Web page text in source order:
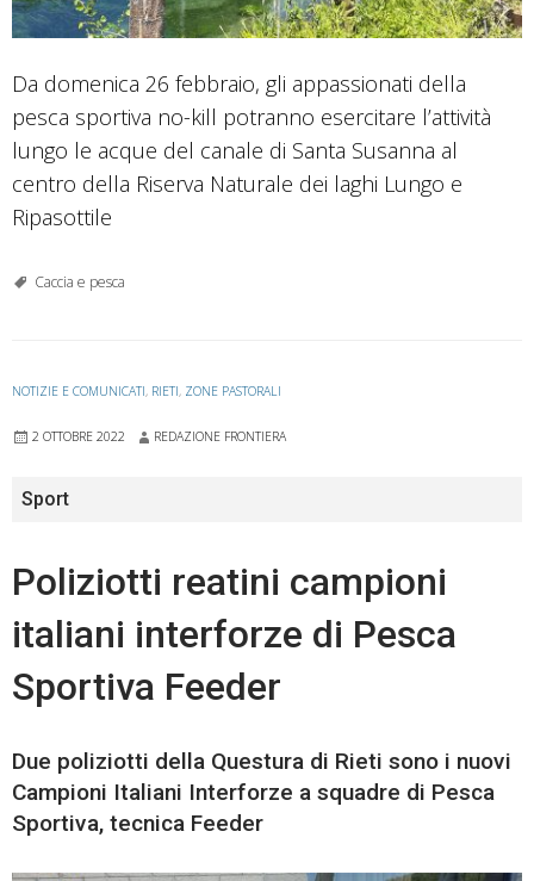
Da domenica 26 febbraio, gli appassionati della
pesca sportiva no-kill potranno esercitare l’attività
lungo le acque del canale di Santa Susanna al
centro della Riserva Naturale dei laghi Lungo e
Ripasottile
Caccia e pesca
NOTIZIE E COMUNICATI, RIETI, ZONE PASTORALI
2 OTTOBRE 2022 REDAZIONE FRONTIERA
Sport
Poliziotti reatini campioni
italiani interforze di Pesca
Sportiva Feeder
Due poliziotti della Questura di Rieti sono i nuovi
Campioni Italiani Interforze a squadre di Pesca
Sportiva, tecnica Feeder